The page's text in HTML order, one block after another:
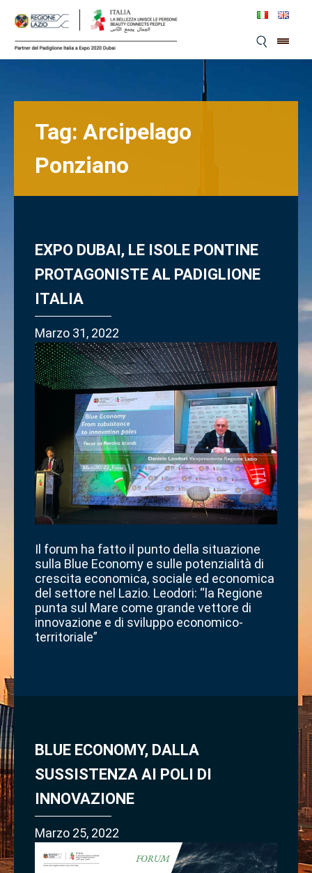
content
Tag: Arcipelago
Ponziano
EXPO DUBAI, LE ISOLE PONTINE
PROTAGONISTE AL PADIGLIONE
ITALIA
Marzo 31, 2022
Il forum ha fatto il punto della situazione
sulla Blue Economy e sulle potenzialità di
crescita economica, sociale ed economica
del settore nel Lazio. Leodori: “la Regione
punta sul Mare come grande vettore di
innovazione e di sviluppo economico-
territoriale”
BLUE ECONOMY, DALLA
SUSSISTENZA AI POLI DI
INNOVAZIONE
Marzo 25, 2022